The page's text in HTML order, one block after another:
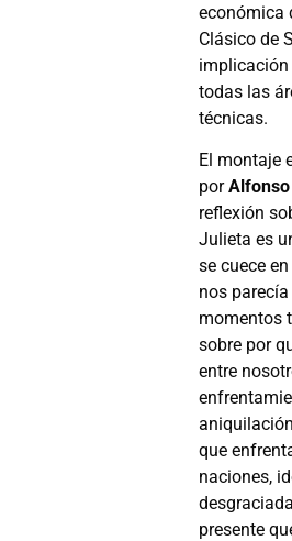
económica
Clásico de
implicación
todas las
técnicas.
El montaje
por
reflexión
Julieta es
se cuece
nos
momentos
sobre por
entre
que
naciones,
presente